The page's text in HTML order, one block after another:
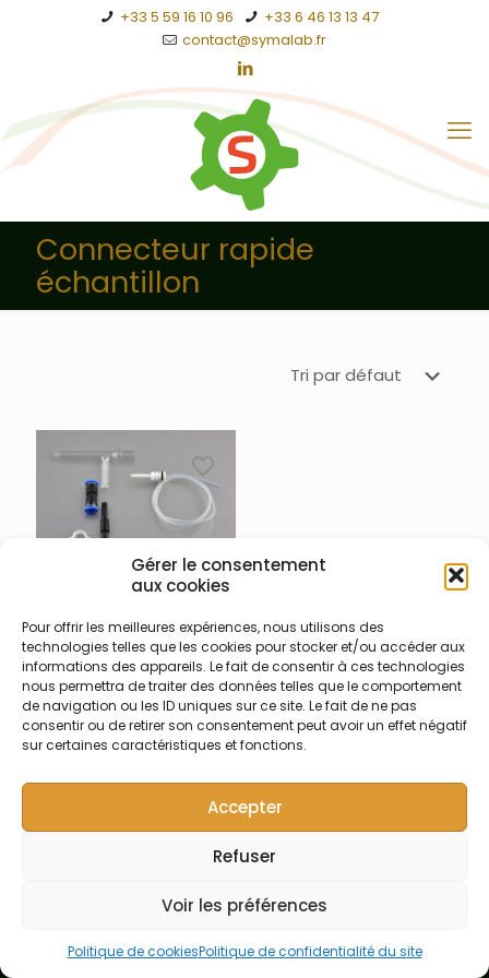
Gérer le consentement
aux cookies
Pour offrir les meilleures expériences, nous utilisons des
technologies telles que les cookies pour stocker et/ou accéder aux
informations des appareils. Le fait de consentir à ces technologies
nous permettra de traiter des données telles que le comportement
de navigation ou les ID uniques sur ce site. Le fait de ne pas
consentir ou de retirer son consentement peut avoir un effet négatif
sur certaines caractéristiques et fonctions.
Accepter
Refuser
Voir les préférences
Politique de cookiesPolitique de confidentialité du site
+33 5 59 16 10 96
+33 6 46 13 13 47
contact@symalab.fr
Connecteur rapide
échantillon
003-001-002
borosilicaté concentrique
K-type 30 PSI – 0,7 l/min – 3
ml/min avec connexion
rapide échantillon (CRE) et
connexion rapide argon
type 1 (CRA 1) (1)